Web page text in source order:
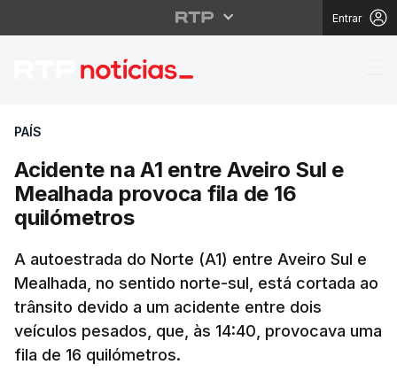
Entrar
Acidente na A1 entre
PAÍS
Acidente na A1 entre Aveiro Sul e
Mealhada provoca fila de 16
quilómetros
A autoestrada do Norte (A1) entre Aveiro Sul e
Mealhada, no sentido norte-sul, está cortada ao
trânsito devido a um acidente entre dois
veículos pesados, que, às 14:40, provocava uma
fila de 16 quilómetros.